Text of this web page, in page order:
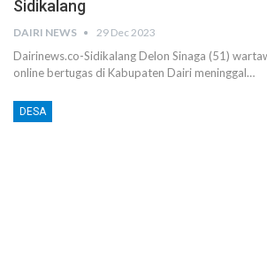
Sidikalang
DAIRI NEWS 29 Dec 2023
Dairinews.co-Sidikalang Delon Sinaga (51)
online bertugas di Kabupaten Dairi meninggal…
DESA